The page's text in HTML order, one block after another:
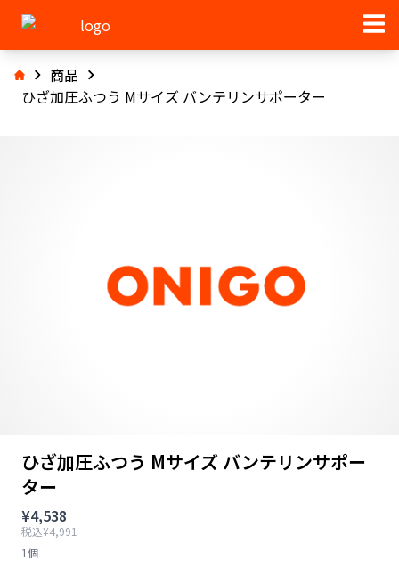
商品
ひざ加圧ふつう Mサイズ バンテリンサポーター
ひざ加圧ふつう Mサイズ バンテリンサポー
ター
¥4,538
税込¥4,991
1個